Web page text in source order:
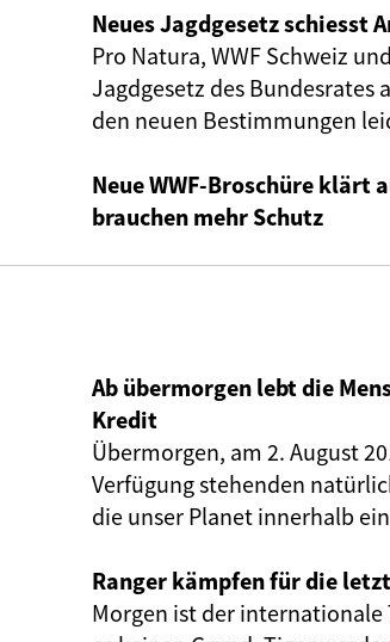
Neues Jagdgesetz schiesst
Pro Natura, WWF Schweiz
Jagdgesetz des Bundesrates
den neuen Bestimmungen
Neue WWF-Broschüre klärt
brauchen mehr Schutz
Ab übermorgen lebt die
Kredit
Übermorgen, am 2. August
Verfügung stehenden
die unser Planet innerhalb
Ranger kämpfen für die
Morgen ist der internationale